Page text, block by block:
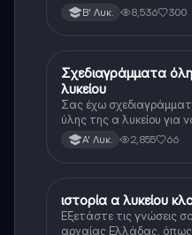
Β' Λυκ. 8,536 300
Ιστορία
Σχεδιαγράμματα
λυκείου
Σας έχω
ύλης της α λυκείου για
τεράστιο βάρος του
Α' Λυκ. 2,855 66
Ιστορία
ιστορία α λυκείου
Εξετάστε τις γνώσεις
αρχαίας Ελλάδας, όπως